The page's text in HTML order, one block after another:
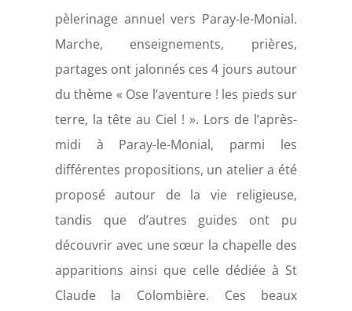
pèlerinage annuel vers Paray-le-Monial.
Marche, enseignements, prières,
partages ont jalonnés ces 4 jours autour
du thème « Ose l’aventure ! les pieds sur
terre, la tête au Ciel ! ». Lors de l’après-
midi à Paray-le-Monial, parmi les
différentes propositions, un atelier a été
proposé autour de la vie religieuse,
tandis que d’autres guides ont pu
découvrir avec une sœur la chapelle des
apparitions ainsi que celle dédiée à St
Claude la Colombière. Ces beaux